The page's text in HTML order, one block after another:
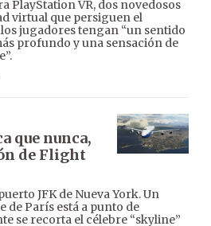
PlayStation VR, dos novedosos
virtual que persiguen el
jugadores tengan “un sentido
profundo y una sensación de
que nunca,
de Flight
JFK de Nueva York. Un
de París está a punto de
se recorta el célebre “skyline”